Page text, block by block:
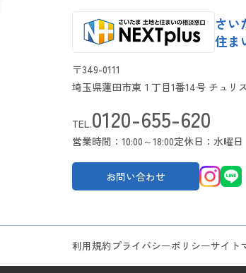
さい
住ま
〒349-0111
埼玉県蓮田市東１丁目1番14号 チュリ
TEL.0120-655-620
営業時間：10:00～18:00定休日：水曜日
お問い合わせ
利用規約プライバシーポリシーサイト